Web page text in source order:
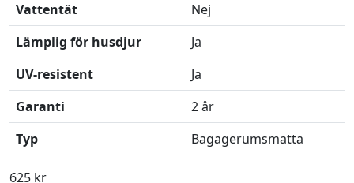
Vattentät
Nej
Lämplig för husdjur
Ja
UV-resistent
Ja
Garanti
2 år
Typ
Bagagerumsmatta
625 kr